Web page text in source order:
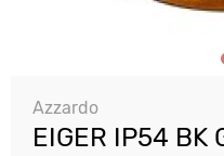
Azzardo
EIGER IP54 BK